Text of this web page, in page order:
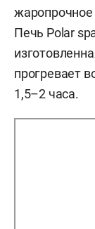
жаропрочное
Печь Polar
прогревает
1,5–2 часа.